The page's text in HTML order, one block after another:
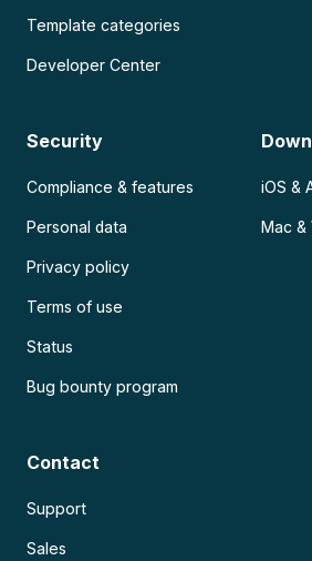
Template categories
Developer Center
Security
Compliance & features
Personal data
Privacy policy
Terms of use
Status
Bug bounty program
iOS &
Mac &
Contact
Support
Sales